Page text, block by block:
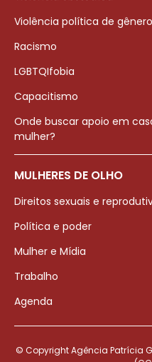
Violência política de gênero
Racismo
LGBTQIfobia
Capacitismo
Onde buscar apoio em
mulher?
MULHERES DE OLHO
Direitos sexuais e
Política e poder
Mulher e Mídia
Trabalho
Agenda
© Copyright Agência Patrícia